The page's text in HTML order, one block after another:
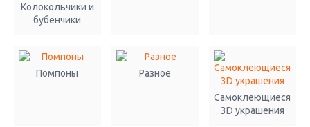
Колокольчики и
бубенчики
Помпоны Разное
Самоклеющиеся
3D украшения